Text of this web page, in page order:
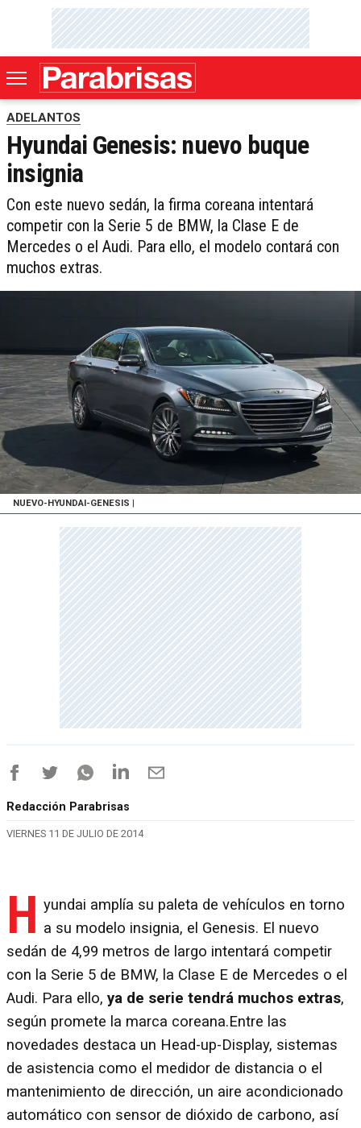
ADELANTOS
Hyundai Genesis: nuevo buque
insignia
Con este nuevo sedán, la firma coreana intentará
competir con la Serie 5 de BMW, la Clase E de
Mercedes o el Audi. Para ello, el modelo contará con
muchos extras.
NUEVO-HYUNDAI-GENESIS
Redacción Parabrisas
VIERNES 11 DE JULIO DE 2014
H yundai amplía su paleta de vehículos en torno
a su modelo insignia, el Genesis. El nuevo
sedán de 4,99 metros de largo intentará competir
con la Serie 5 de BMW, la Clase E de Mercedes o el
Audi. Para ello, ya de serie tendrá muchos extras,
según promete la marca coreana.Entre las
novedades destaca un Head-up-Display, sistemas
de asistencia como el medidor de distancia o el
mantenimiento de dirección, un aire acondicionado
automático con sensor de dióxido de carbono, así